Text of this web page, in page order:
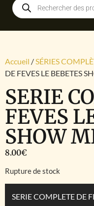
Accueil /SÉRIES
DE FEVES LE BEBETES
SERIE
FEVES
SHOW
8.00€
Rupture de stock
SERIE COMPLETE DE